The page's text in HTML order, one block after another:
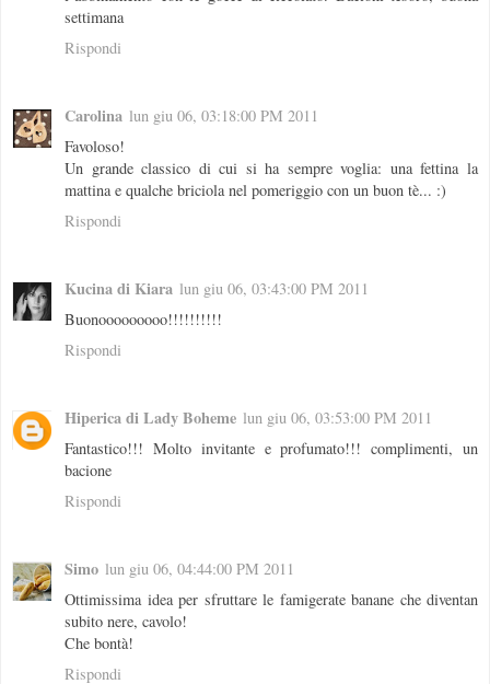
settimana
Rispondi
Carolina lun giu 06, 03:18:00 PM 2011
Favoloso!
Un grande classico di cui si ha sempre voglia: una fettina la
mattina e qualche briciola nel pomeriggio con un buon tè... :)
Rispondi
Kucina di Kiara lun giu 06, 03:43:00 PM 2011
Buonooooooooo!!!!!!!!!!
Rispondi
Hiperica di Lady Boheme lun giu 06, 03:53:00 PM 2011
Fantastico!!! Molto invitante e profumato!!! complimenti, un
bacione
Rispondi
Simo lun giu 06, 04:44:00 PM 2011
Ottimissima idea per sfruttare le famigerate banane che diventan
subito nere, cavolo!
Che bontà!
Rispondi